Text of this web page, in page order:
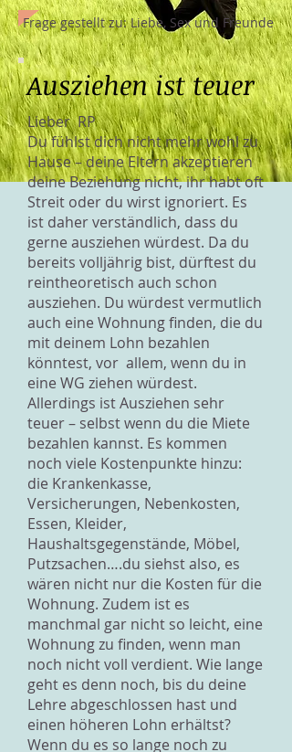
Frage gestellt zu: Liebe, Sex und Freunde
Ausziehen ist teuer
Lieber RP
Du fühlst dich nicht mehr wohl zu
Hause – deine Eltern akzeptieren
deine Beziehung nicht, ihr habt oft
Streit oder du wirst ignoriert. Es
ist daher verständlich, dass du
gerne ausziehen würdest. Da du
bereits volljährig bist, dürftest du
reintheoretisch auch schon
ausziehen. Du würdest vermutlich
auch eine Wohnung finden, die du
mit deinem Lohn bezahlen
könntest, vor allem, wenn du in
eine WG ziehen würdest.
Allerdings ist Ausziehen sehr
teuer – selbst wenn du die Miete
bezahlen kannst. Es kommen
noch viele Kostenpunkte hinzu:
die Krankenkasse,
Versicherungen, Nebenkosten,
Essen, Kleider,
Haushaltsgegenstände, Möbel,
Putzsachen….du siehst also, es
wären nicht nur die Kosten für die
Wohnung. Zudem ist es
manchmal gar nicht so leicht, eine
Wohnung zu finden, wenn man
noch nicht voll verdient. Wie lange
geht es denn noch, bis du deine
Lehre abgeschlossen hast und
einen höheren Lohn erhältst?
Wenn du es so lange noch zu